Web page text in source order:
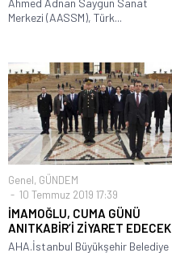
Ahmed Adnan Saygun Sanat
Merkezi (AASSM), Türk...
Genel, GÜNDEM
10 Temmuz 2019 17:39
İMAMOĞLU, CUMA GÜNÜ
ANITKABİR’İ ZİYARET EDECEK
AHA.İstanbul Büyükşehir Belediye